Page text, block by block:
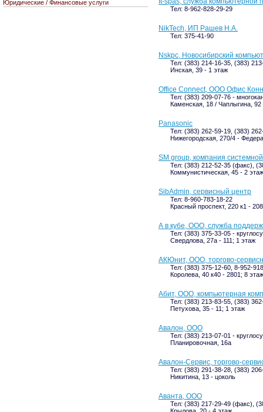
Тел: 8-962-828-29-29
NikTech, ИП Рашев Н.А.
Тел: 375-41-90
Nskpc, Новосибирский
Тел: (383) 214-16-35, (383)
Инская, 39 - 1 этаж
Office Connect, ООО Офис
Тел: (383) 209-07-76 -
Каменская, 18 / Чаплыгина,
Panasonic
Тел: (383) 262-59-19, (383)
Нижегородская, 270/4 -
SM group, компания
Тел: (383) 212-52-35 (факс),
Коммунистическая, 45 - 2 этаж
SibAdmin, сервисный центр
Тел: 8-960-783-18-22
Красный проспект, 220 к1 -
А в кубе, ООО, служба
Тел: (383) 375-33-05 -
Свердлова, 27а - 111; 1 этаж
АКЮнит, ООО, торгово-
Тел: (383) 375-12-60, 8-952-
Королева, 40 к40 - 2801; 8 этаж
Абит, ООО, компьютерная
Тел: (383) 213-83-55, (383)
Петухова, 35 - 11; 1 этаж
Авалон, ООО
Тел: (383) 213-07-01 -
Планировочная, 16а
Авалон-Сервис, торгово-
Тел: (383) 291-38-28, (383)
Никитина, 13 - цоколь
Аванта, ООО
Тел: (383) 217-29-49 (факс),
Юридические / Финансовые услуги